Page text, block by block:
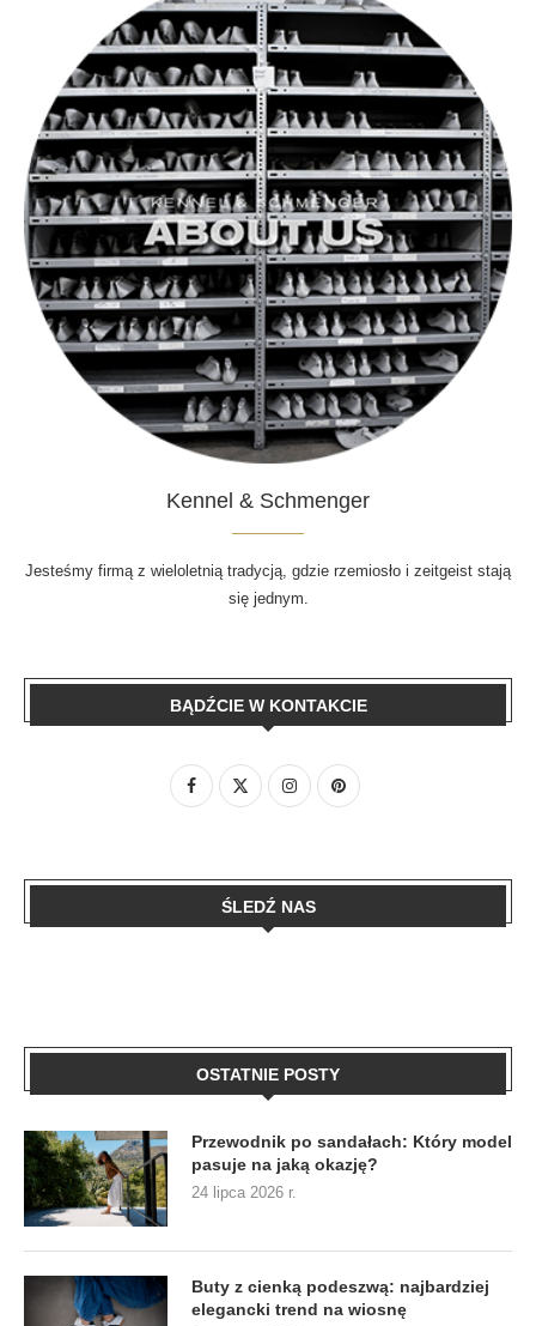
Kennel & Schmenger
Jesteśmy firmą z wieloletnią tradycją, gdzie rzemiosło i zeitgeist stają
się jednym.
BĄDŹCIE W KONTAKCIE
ŚLEDŹ NAS
OSTATNIE POSTY
Przewodnik po sandałach: Który model
pasuje na jaką okazję?
24 lipca 2026 r.
Buty z cienką podeszwą: najbardziej
elegancki trend na wiosnę